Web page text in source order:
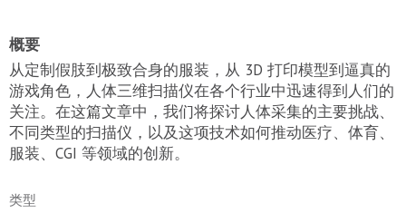
概要
从定制假肢到极致合身的服装，从 3D 打印模型到逼真的
游戏角色，人体三维扫描仪在各个行业中迅速得到人们的
关注。在这篇文章中，我们将探讨人体采集的主要挑战、
不同类型的扫描仪，以及这项技术如何推动医疗、体育、
服装、CGI 等领域的创新。
类型